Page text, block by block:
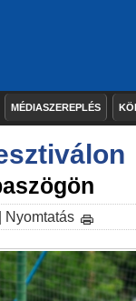
MÉDIASZEREPLÉS
Nyomtatás